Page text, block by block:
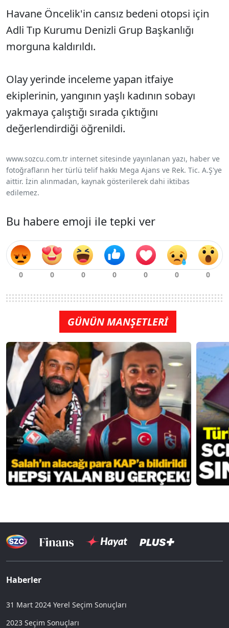
Havane Öncelik'in cansız bedeni otopsi için
Adli Tıp Kurumu Denizli Grup Başkanlığı
morguna kaldırıldı.
Olay yerinde inceleme yapan itfaiye
ekiplerinin, yangının yaşlı kadının sobayı
yakmaya çalıştığı sırada çıktığını
değerlendirdiği öğrenildi.
www.sozcu.com.tr internet sitesinde yayınlanan yazı, haber ve
fotoğrafların her türlü telif hakkı Mega Ajans ve Rek. Tic. A.Ş'ye
aittir. İzin alınmadan, kaynak gösterilerek dahi iktibas
edilemez.
Bu habere emoji ile tepki ver
GÜNÜN MANŞETLERİ
Haberler
31 Mart 2024 Yerel Seçim Sonuçları
2023 Seçim Sonuçları